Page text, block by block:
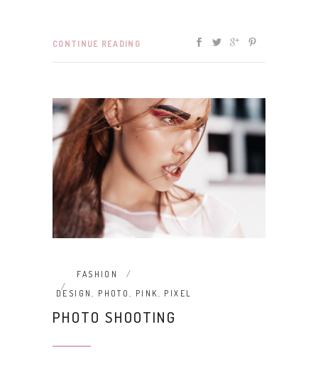
CONTINUE READING
FASHION
DESIGN
PHOTO PINK PIXEL
PHOTO SHOOTING